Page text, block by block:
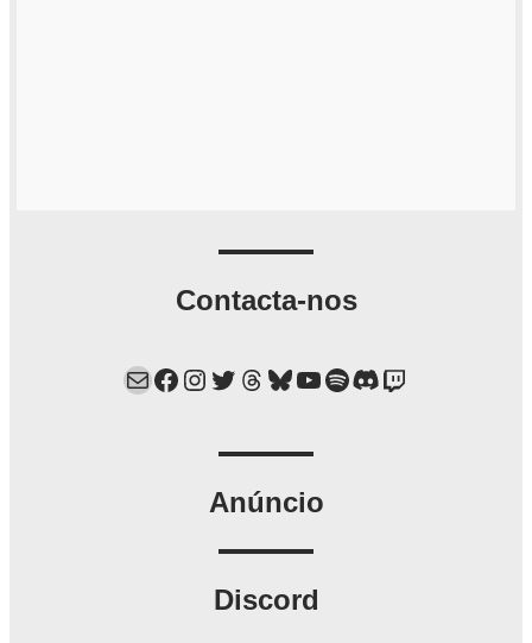
Contacta-nos
Mail Facebook Instagram Twitter Threads Bluesky YouTube Spotify Discord Twitch
Anúncio
Discord